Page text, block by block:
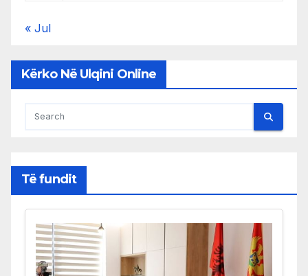
« Jul
Kërko Në Ulqini Online
Të fundit